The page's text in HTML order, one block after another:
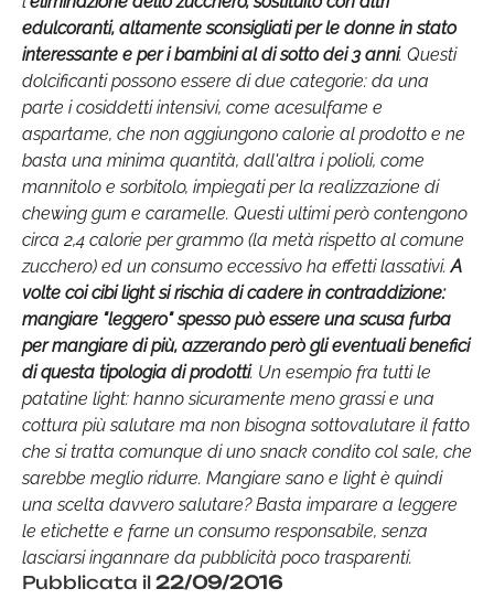
edulcoranti, altamente sconsigliati per le donne in stato
interessante e per i bambini al di sotto dei 3 anni. Questi
dolcificanti possono essere di due categorie: da una
parte i cosiddetti intensivi, come acesulfame e
aspartame, che non aggiungono calorie al prodotto e ne
basta una minima quantità, dall'altra i polioli, come
mannitolo e sorbitolo, impiegati per la realizzazione di
chewing gum e caramelle. Questi ultimi però contengono
circa 2,4 calorie per grammo (la metà rispetto al comune
zucchero) ed un consumo eccessivo ha effetti lassativi.A
volte coi cibi light si rischia di cadere in contraddizione:
mangiare "leggero" spesso può essere una scusa furba
per mangiare di più, azzerando però gli eventuali benefici
di questa tipologia di prodotti. Un esempio fra tutti le
patatine light: hanno sicuramente meno grassi e una
cottura più salutare ma non bisogna sottovalutare il fatto
che si tratta comunque di uno snack condito col sale, che
sarebbe meglio ridurre. Mangiare sano e light è quindi
una scelta davvero salutare? Basta imparare a leggere
le etichette e farne un consumo responsabile, senza
lasciarsi ingannare da pubblicità poco trasparenti.
Pubblicata il 22/09/2016